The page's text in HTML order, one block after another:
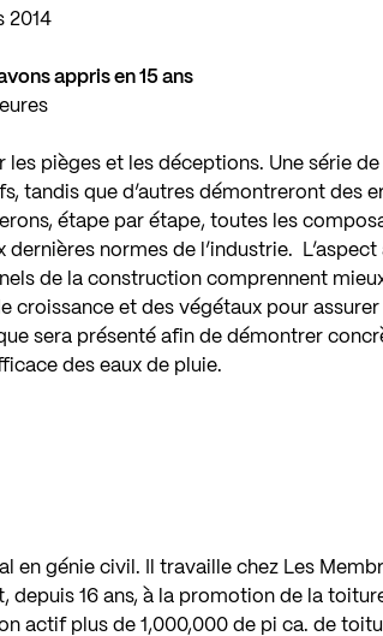
2014
appris en 15 ans
pièges et les déceptions. Une série
tandis que d’autres démontreront des
étape par étape, toutes les
normes de l’industrie.
de la construction comprennent
croissance et des végétaux pour assurer
sera présenté afin de démontrer
des eaux de pluie.
en génie civil. Il travaille chez Les
depuis 16 ans, à la promotion de la
actif plus de 1,000,000 de pi ca. de